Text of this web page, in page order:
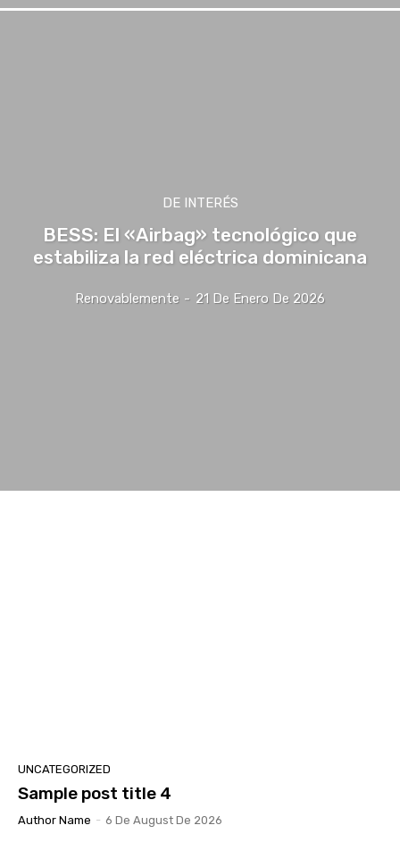
DE INTERÉS
BESS: El «Airbag» tecnológico que
estabiliza la red eléctrica dominicana
Renovablemente - 21 De Enero De 2026
UNCATEGORIZED
Sample post title 4
Author Name - 6 De August De 2026